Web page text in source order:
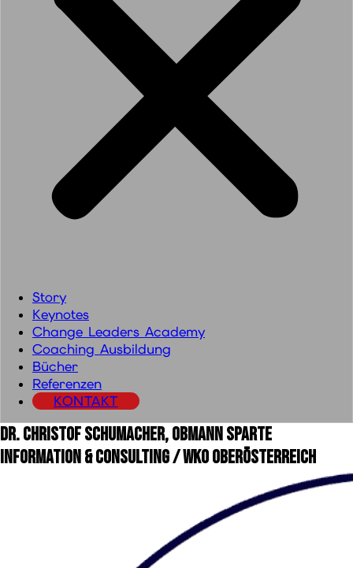
Story
Keynotes
Change Leaders Academy
Coaching Ausbildung
Bücher
Referenzen
KONTAKT
Dr. Christof Schumacher, Obmann Sparte
Information & Consulting / WKO Oberösterreich